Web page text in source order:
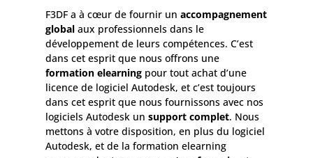
F3DF a à cœur de fournir un accompagnement
global aux professionnels dans le
développement de leurs compétences. C’est
dans cet esprit que nous offrons une
formation elearning pour tout achat d’une
licence de logiciel Autodesk, et c’est toujours
dans cet esprit que nous fournissons avec nos
logiciels Autodesk un support complet. Nous
mettons à votre disposition, en plus du logiciel
Autodesk, et de la formation elearning